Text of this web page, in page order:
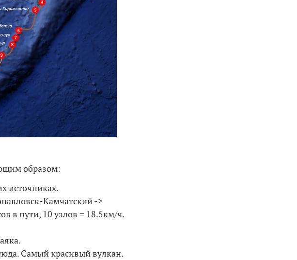
образом:
источниках.
Камчатский ->
в пути, 10 узлов = 18.5км/ч.
Самый красивый вулкан.